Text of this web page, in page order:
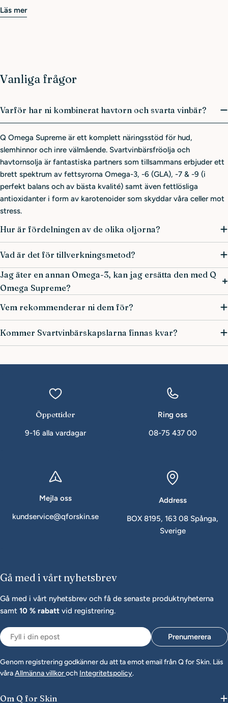
Läs mer
Vanliga frågor
Varför har ni kombinerat havtorn och svarta vinbär?
Q Omega Supreme är ett komplett näringsstöd för hud,
slemhinnor och inre välmående. Svartvinbärsfröolja och
havtornsolja är fantastiska partners som tillsammans erbjuder ett
brett spektrum av fettsyrorna Omega-3, -6 (GLA), -7 & -9 (i
perfekt balans och av bästa kvalité) samt även fettlösliga
antioxidanter i form av karotenoider som skyddar våra celler mot
stress.
Hur är fördelningen av de olika oljorna?
Vad är det för tillverkningsmetod?
Jag äter en annan Omega-3, kan jag ersätta den med Q
Omega Supreme?
Vem rekommenderar ni dem för?
Kommer Svartvinbärskapslarna finnas kvar?
Öppettider
9-16 alla vardagar
Ring oss
08-75 437 00
Mejla oss
kundservice@qforskin.se
Address
BOX 8195, 163 08 Spånga,
Sverige
Gå med i vårt nyhetsbrev
Gå med i vårt nyhetsbrev och få de senaste produktnyheterna
samt 10 % rabatt vid registrering.
Epost Prenumerera
Genom registrering godkänner du att ta emot email från Q for Skin. Läs
våraAllmänna villkoroch Integritetspolicy.
Om Q for Skin